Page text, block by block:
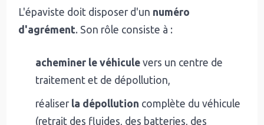
L'épaviste doit disposer d'un numéro
d'agrément. Son rôle consiste à :
acheminer le véhicule vers un centre de
traitement et de dépollution,
réaliser la dépollution complète du véhicule
(retrait des fluides, des batteries, des